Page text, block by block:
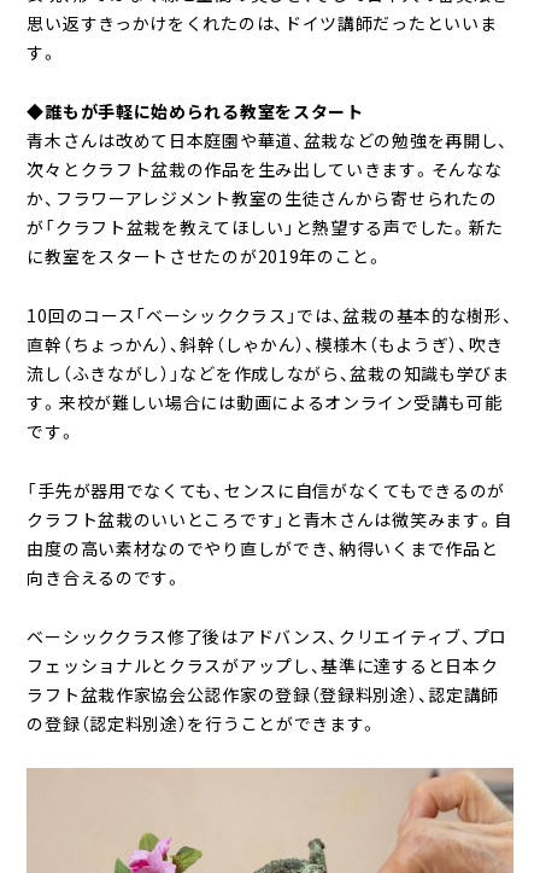
思い返すきっかけをくれたのは、ドイツ講師だったといいま
す。
◆誰もが手軽に始められる教室をスタート
青木さんは改めて日本庭園や華道、盆栽などの勉強を再開し、
次々とクラフト盆栽の作品を生み出していきます。そんなな
か、フラワーアレジメント教室の生徒さんから寄せられたの
が「クラフト盆栽を教えてほしい」と熱望する声でした。新た
に教室をスタートさせたのが2019年のこと。
10回のコース「ベーシッククラス」では、盆栽の基本的な樹形、
直幹（ちょっかん）、斜幹（しゃかん）、模様木（もようぎ）、吹き
流し（ふきながし）」などを作成しながら、盆栽の知識も学びま
す。来校が難しい場合には動画によるオンライン受講も可能
です。
「手先が器用でなくても、センスに自信がなくてもできるのが
クラフト盆栽のいいところです」と青木さんは微笑みます。自
由度の高い素材なのでやり直しができ、納得いくまで作品と
向き合えるのです。
ベーシッククラス修了後はアドバンス、クリエイティブ、プロ
フェッショナルとクラスがアップし、基準に達すると日本ク
ラフト盆栽作家協会公認作家の登録（登録料別途）、認定講師
の登録（認定料別途）を行うことができます。